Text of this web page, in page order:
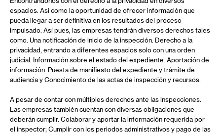
espacios. Así como la oportunidad de ofrecer información que
pueda llegar a ser definitiva en los resultados del proceso
impulsado. Así pues, las empresas tendrán diversos derechos tales
como. Una notificación de inicio de la inspección. Derecho a la
privacidad, entrando a diferentes espacios solo con una orden
judicial. Información sobre el estado del expediente. Aportación de
información. Puesta de manifiesto del expediente y trámite de
audiencia y Conocimiento de las actas de inspección y recursos.
A pesar de contar con múltiples derechos ante las inspecciones.
Las empresas también cuentan con diversas obligaciones que
deberán cumplir. Colaborar y aportar la información requerida por
el inspector; Cumplir con los periodos administrativos y pago de las